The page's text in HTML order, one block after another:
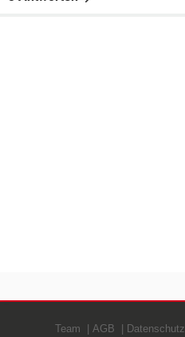
Team AGB Datenschutz